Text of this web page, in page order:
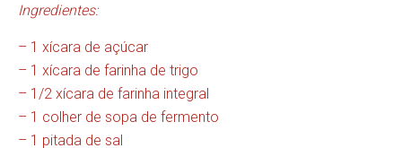
Ingredientes:
– 1 xícara de açúcar
– 1 xícara de farinha de trigo
– 1/2 xícara de farinha integral
– 1 colher de sopa de fermento
– 1 pitada de sal